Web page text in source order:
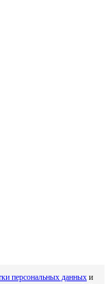
персональных данных и